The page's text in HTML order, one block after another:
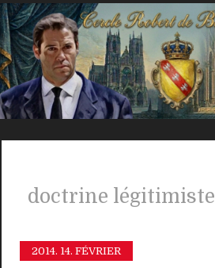
doctrine légitimiste
2014. 14. FÉVRIER